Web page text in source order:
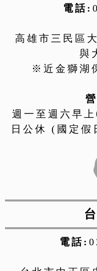
電話:
高雄市三民區
與
※近金獅湖
週一至週六早
日公休 (國定假
電話: